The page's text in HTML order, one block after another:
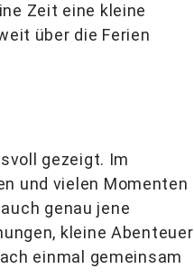
Zeit eine kleine
über die Ferien
gezeigt. Im
und vielen Momenten
genau jene
kleine Abenteuer
einmal gemeinsam